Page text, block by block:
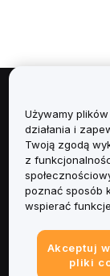
Informacje
Usługi
Obsługa
Używamy
działania i
Twoją zgodą
z
poznać sposób
wspierać
Akceptuj
pliki